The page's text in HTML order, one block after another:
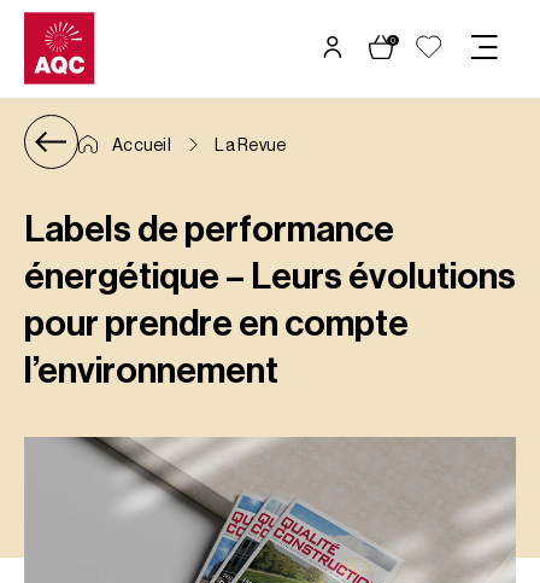
Panneau de gestion des cookies
0
Accueil La Revue
Labels de performance
énergétique – Leurs évolutions
pour prendre en compte
l’environnement